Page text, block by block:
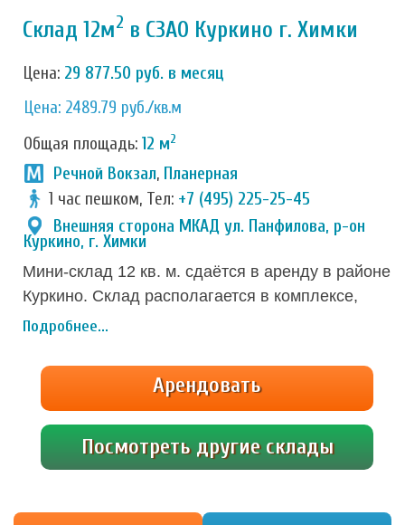
Склад 12м2 в СЗАО Куркино г. Химки
Цена: 29 877.50 руб. в месяц
Цена: 2489.79 руб./кв.м
Общая площадь: 12 м2
Речной Вокзал, Планерная
1 час пешком, Тел: +7 (495) 225-25-45
Внешняя сторона МКАД ул. Панфилова, р-он
Куркино, г. Химки
Мини-склад 12 кв. м. сдаётся в аренду в районе
Куркино. Склад располагается в комплексе,
построенном специально для предоставления
соответствует требованиям для комфортной
сохранности вещей: 3-х уровневая система
разгрузочная зона с бесплатным
оборудованием. Внутри склада […]
Подробнее...
Арендовать
Посмотреть другие склады